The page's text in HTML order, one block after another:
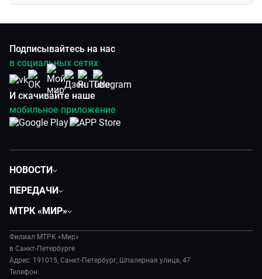
Подписывайтесь на нас
в социальных сетях
И скачивайте наше
мобильное приложение
НОВОСТИ
Происшествия
Экономика
Культура
ПЕРЕДАЧИ
Игра в кино
Исторический детектив
Миллион за 5 минут
МТРК «МИР»
История
Руководство
Новости компании
Филиал МТРК «Мир»
в Санкт-Петербурге
Адрес: 191015, Санкт-Петербург, Шпалерная улица, 47
Телефон: